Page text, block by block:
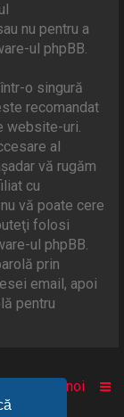
nu pentru a
ul phpBB.
o singură
recomandat
website-uri.
al
vă rugăm
cu
vă poate cere
folosi
ul phpBB.
prin
email, apoi
pentru
Despre noi